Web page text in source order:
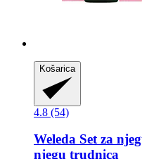
Košarica
4.8 (54)
Weleda Set za
njegu trudnica